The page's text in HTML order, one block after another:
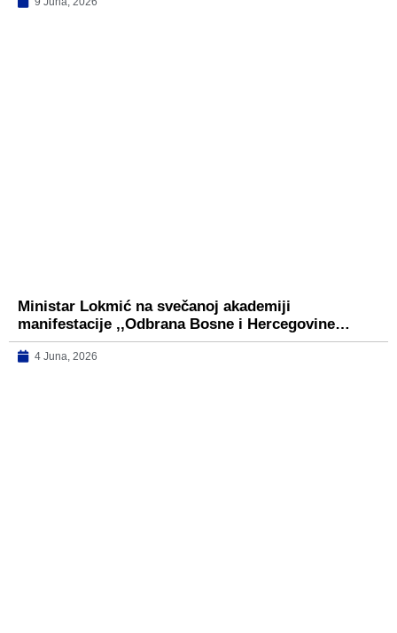
Ministar Lokmić na svečanoj akademiji
manifestacije ,,Odbrana Bosne i Hercegovine…
4 Juna, 2026